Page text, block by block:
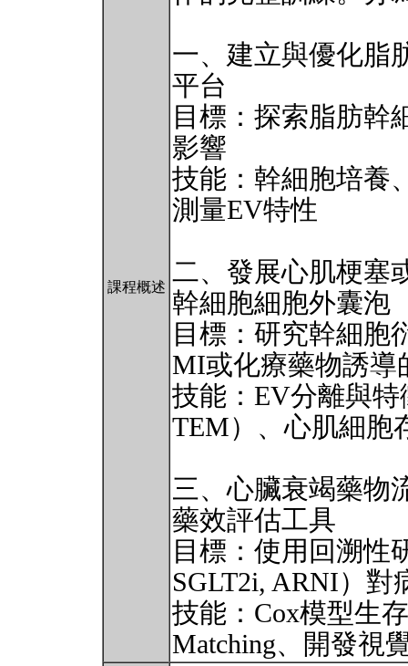
課程概述
一、建立與優化脂
平台
目標：探索脂肪幹
影響
技能：幹細胞培養
測量EV特性
二、發展心肌梗塞
幹細胞細胞外囊泡
目標：研究幹細胞
MI或化療藥物誘導
技能：EV分離與特
TEM）、心肌細胞
三、心臟衰竭藥物
藥效評估工具
目標：使用回溯性
SGLT2i, ARNI）
技能：Cox模型生
Matching、開發視